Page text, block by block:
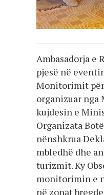
Ambasadorja e
pjesë në
Monitorimit për
organizuar
kujdesin e
Organizata
nënshkrua
mbledhë dhe
turizmit. Ky
monitorimin e
në zonat